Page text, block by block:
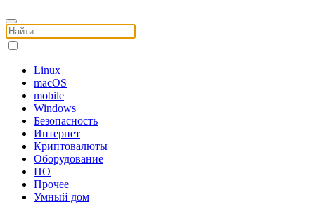
Поиск:
Linux
macOS
mobile
Windows
Безопасность
Интернет
Криптовалюты
Оборудование
ПО
Прочее
Умный дом